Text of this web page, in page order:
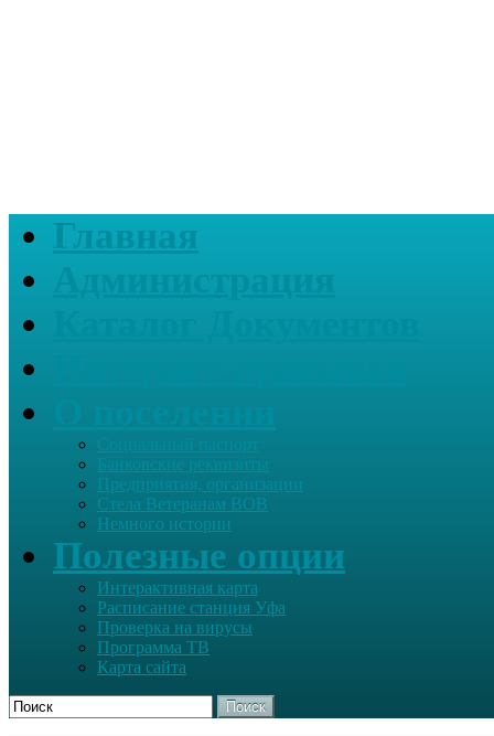
Главная
Банковские реквизиты
Предприятия, организации
Стела Ветеранам ВОВ
Немного истории
Полезные опции
Интерактивная карта
Расписание станция Уфа
Проверка на вирусы
Программа ТВ
Карта сайта
Поиск